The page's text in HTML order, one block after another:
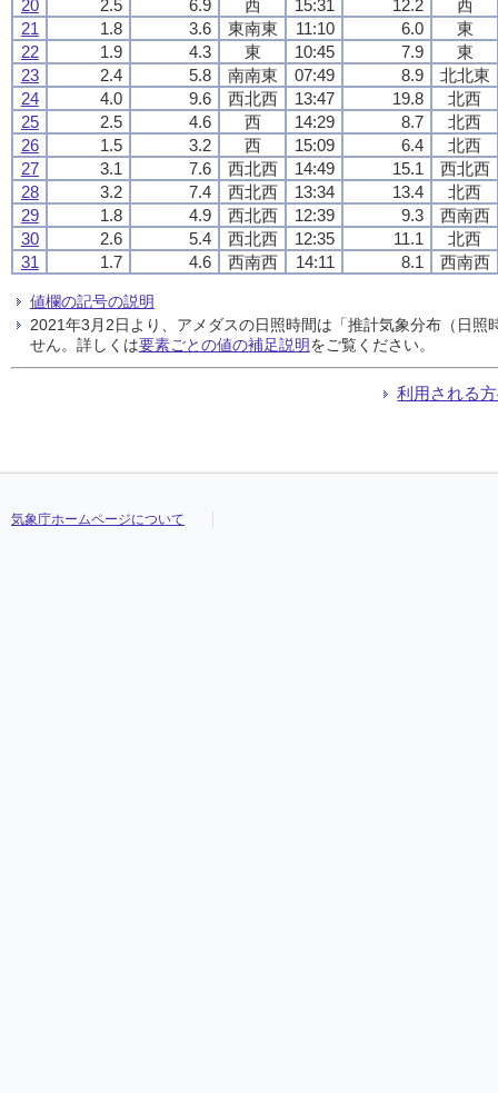
20
2.5 6.9 西 15:31 12.2
西
21
1.8 3.6 東南東 11:10 6.0
東
22
1.9 4.3 東 10:45 7.9
東
23
2.4 5.8 南南東 07:49 8.9
北北東
24
4.0 9.6 西北西 13:47 19.8
北西
25
2.5 4.6 西 14:29 8.7
北西
26
1.5 3.2 西 15:09 6.4
北西
27
3.1 7.6 西北西 14:49 15.1
西北西
28
3.2 7.4 西北西 13:34 13.4
北西
29
1.8 4.9 西北西 12:39 9.3
西南西
30
2.6 5.4 西北西 12:35 11.1
北西
31
1.7 4.6 西南西 14:11 8.1 西南西
値欄の記号の説明
2021年3月2日より、アメダスの日照時間は「推計気象分布（日
せん。詳しくは要素ごとの値の補足説明をご覧ください。
利用される
気象庁ホームページについて